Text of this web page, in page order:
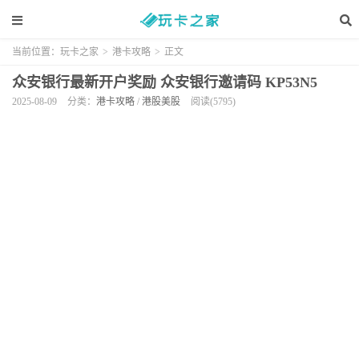
当前位置： 玩卡之家 > 港卡攻略 > 正文
众安银行最新开户奖励 众安银行邀请码 KP53N5
2025-08-09 分类： 港卡攻略 / 港股美股 阅读(5795)